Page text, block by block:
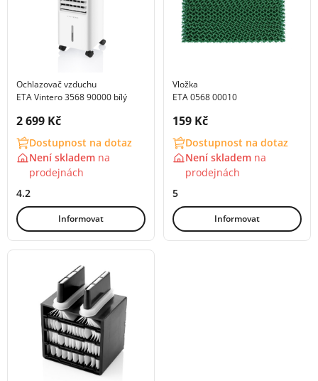
Ochlazovač vzduchu
ETA Vintero 3568 90000 bílý
Cena s DPH:
2 699 Kč
Dostupnost na dotaz
Není skladem na
prodejnách
4.2
Informovat
Vložka
ETA 0568 00010
Cena s DPH:
159 Kč
Dostupnost na dotaz
Není skladem na
prodejnách
5
Informovat